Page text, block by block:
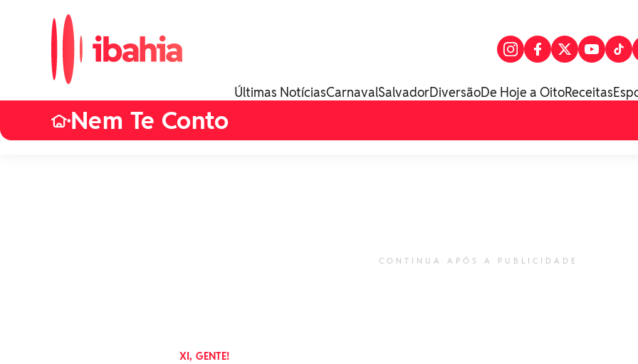
Últimas NotíciasCarnavalSalvadorDiversãoDe Hoje a OitoReceitas
•Nem Te Conto
CONTINUA APÓS A PUBLICIDADE
XI, GENTE!